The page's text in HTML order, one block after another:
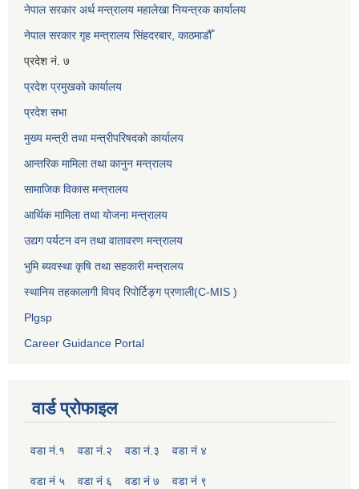
नेपाल सरकार अर्थ मन्त्रालय महालेखा नियन्त्रक कार्यालय
नेपाल सरकार गृह मन्त्रालय सिंहदरबार, काठमाडौँ
प्रदेश नं. ७
प्रदेश प्रमुखको कार्यालय
प्रदेश सभा
मुख्य मन्त्री तथा मन्त्रीपरिषदको कार्यालय
आन्तरिक मामिला तथा कानुन मन्त्रालय
सामाजिक विकास मन्त्रालय
आर्थिक मामिला तथा योजना मन्त्रालय
उद्यग पर्यटन वन तथा वातावरण मन्त्रालय
भुमि ब्यवस्था कृषि तथा सहकारी मन्त्रालय
स्थानिय तहकालागी विपद रिपोर्टिङ्ग प्रणाली(C-MIS )
Plgsp
Career Guidance Portal
वार्ड प्रोफाइल
वडा नं.१ वडा नं.२ वडा नं.३ वडा नं ४
वडा नं ५ वडा नं ६ वडा नं ७ वडा नं ९